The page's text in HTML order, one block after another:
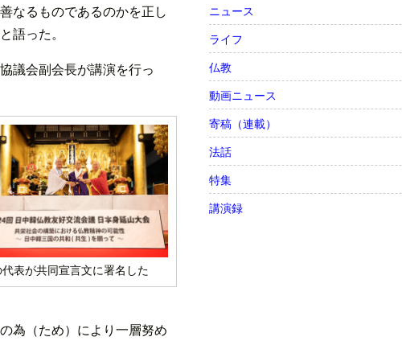
なるものであるのかを正し
語った。
議会副会長が講演を行っ
表が共同宣言文に署名した
為（ため）により一層努め
ニュース
ライフ
仏教
動画ニュース
寄稿（連載）
法話
特集
講演録